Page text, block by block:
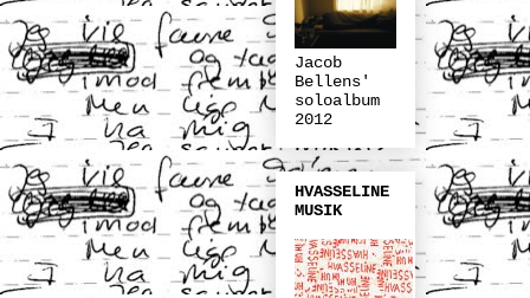
Jacob
Bellens'
soloalbum
2012
HVASSELINE
MUSIK